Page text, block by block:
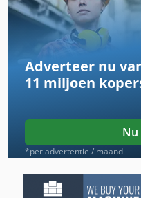
Schaffer 442
Schaffer 9330 T
Scherm Afdruksysteem
Scherm Dek
Schijf Slijpmachine
Schijf Torentje
Schroef Motor
Adverteer nu
11 miljoen
Nu
*per advertentie / maand